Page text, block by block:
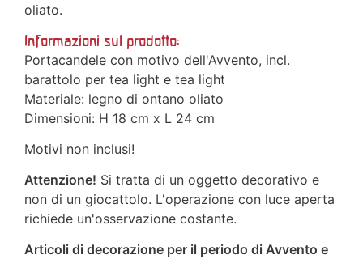
oliato.
Informazioni sul prodotto:
Portacandele con motivo dell'Avvento, incl.
barattolo per tea light e tea light
Materiale: legno di ontano oliato
Dimensioni: H 18 cm x L 24 cm
Motivi non inclusi!
Attenzione! Si tratta di un oggetto decorativo e
non di un giocattolo. L'operazione con luce aperta
richiede un'osservazione costante.
Articoli di decorazione per il periodo di Avvento e